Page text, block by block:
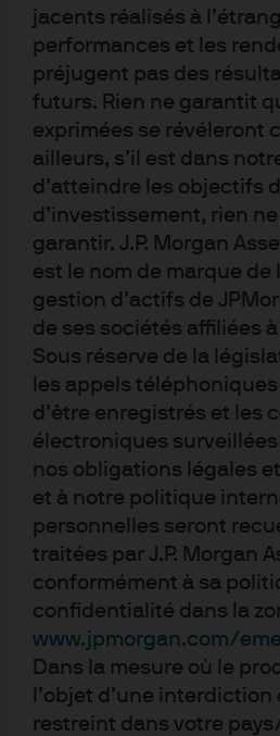
jacents réalisés à
performances et les
préjugent pas des
futurs. Rien ne garantit
exprimées se révéleront
ailleurs, s’il est dans
d’atteindre les objectifs
d’investissement, rien
garantir. J.P. Morgan
est le nom de marque de
gestion d’actifs de
de ses sociétés affiliées
Sous réserve de la
les appels
d’être enregistrés et les
électroniques
nos obligations légales
et à notre politique
personnelles seront
traitées par J.P. Morgan
conformément à sa
confidentialité dans la
www.jpmorgan.com/
Dans la mesure où le
l’objet d’une interdiction
restreint dans votre
ETF thématiques
Q8. Quels éléments, s’il y en a,
attirent le plus ? (Plusieurs
Les ETF thématiques, qui
tendances
terme, sont l’un des segments
secteur des ETF.
Selon l’enquête, les
intéressés par leur exposition
simplicité du concept et le
des tendances structurelles
thématiques.